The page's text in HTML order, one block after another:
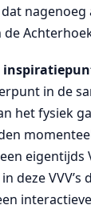
nagenoeg
in de
het fysiek
eigentijds
deze VVV’s